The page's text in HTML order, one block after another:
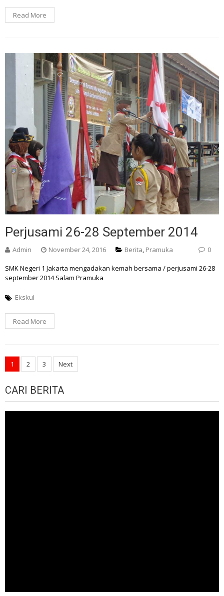
Read More
Perjusami 26-28 September 2014
Admin November 24, 2016 Berita, Pramuka 0
SMK Negeri 1 Jakarta mengadakan kemah bersama / perjusami 26-28
september 2014 Salam Pramuka
Ekskul
Read More
Posts
navigation
1 2 3 Next
CARI BERITA